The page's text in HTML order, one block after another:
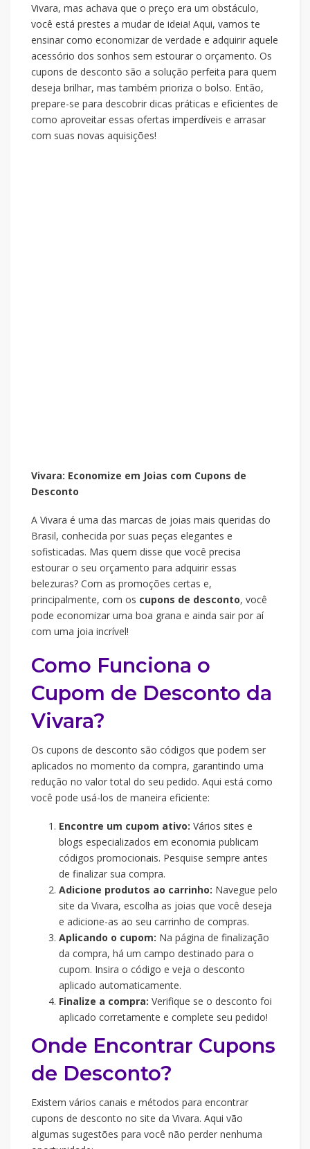
Vivara, mas achava que o preço era um obstáculo,
você está prestes a mudar de ideia! Aqui, vamos te
ensinar como economizar de verdade e adquirir aquele
acessório dos sonhos sem estourar o orçamento. Os
cupons de desconto são a solução perfeita para quem
deseja brilhar, mas também prioriza o bolso. Então,
prepare-se para descobrir dicas práticas e eficientes de
como aproveitar essas ofertas imperdíveis e arrasar
com suas novas aquisições!
Vivara: Economize em Joias com Cupons de
Desconto
A Vivara é uma das marcas de joias mais queridas do
Brasil, conhecida por suas peças elegantes e
sofisticadas. Mas quem disse que você precisa
estourar o seu orçamento para adquirir essas
belezuras? Com as promoções certas e,
principalmente, com os cupons de desconto, você
pode economizar uma boa grana e ainda sair por aí
com uma joia incrível!
Como Funciona o
Cupom de Desconto da
Vivara?
Os cupons de desconto são códigos que podem ser
aplicados no momento da compra, garantindo uma
redução no valor total do seu pedido. Aqui está como
você pode usá-los de maneira eficiente:
Encontre um cupom ativo: Vários sites e
blogs especializados em economia publicam
códigos promocionais. Pesquise sempre antes
de finalizar sua compra.
Adicione produtos ao carrinho: Navegue pelo
site da Vivara, escolha as joias que você deseja
e adicione-as ao seu carrinho de compras.
Aplicando o cupom: Na página de finalização
da compra, há um campo destinado para o
cupom. Insira o código e veja o desconto
aplicado automaticamente.
Finalize a compra: Verifique se o desconto foi
aplicado corretamente e complete seu pedido!
Onde Encontrar Cupons
de Desconto?
Existem vários canais e métodos para encontrar
cupons de desconto no site da Vivara. Aqui vão
algumas sugestões para você não perder nenhuma